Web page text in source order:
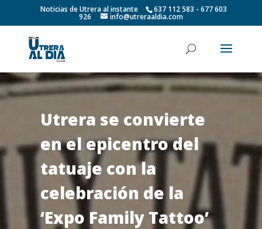
Noticias de Utrera al instante 637 112 583 - 677 603
926 info@utreraaldia.com
Utrera se convierte
en el epicentro del
tatuaje con la
celebración de la
‘Expo Family Tattoo’